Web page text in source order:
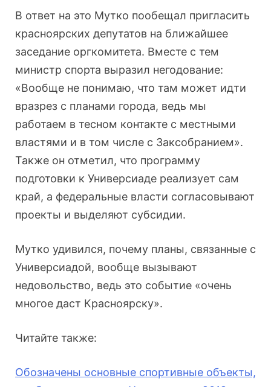
В ответ на это Мутко пообещал пригласить
красноярских депутатов на ближайшее
заседание оргкомитета. Вместе с тем
министр спорта выразил негодование:
«Вообще не понимаю, что там может идти
вразрез с планами города, ведь мы
работаем в тесном контакте с местными
властями и в том числе с Заксобранием».
Также он отметил, что программу
подготовки к Универсиаде реализует сам
край, а федеральные власти согласовывают
проекты и выделяют субсидии.
Мутко удивился, почему планы, связанные с
Универсиадой, вообще вызывают
недовольство, ведь это событие «очень
многое даст Красноярску».
Читайте также:
Обозначены основные спортивные объекты,